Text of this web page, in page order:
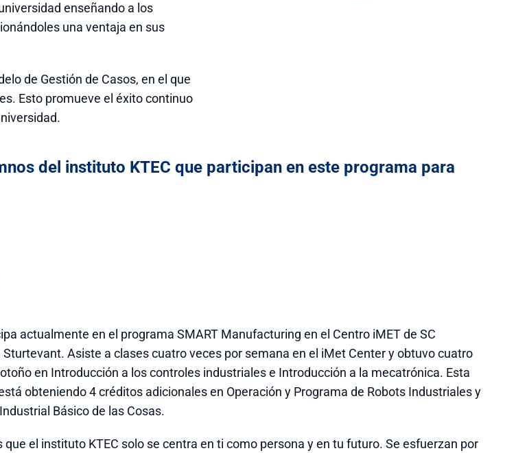
enseñando a los
una ventaja en sus
de Gestión de Casos, en el que
Esto promueve el éxito continuo
del instituto KTEC que participan en este programa para
actualmente en el programa SMART Manufacturing en el Centro iMET de SC
Asiste a clases cuatro veces por semana en el iMet Center y obtuvo cuatro
en Introducción a los controles industriales e Introducción a la mecatrónica. Esta
obteniendo 4 créditos adicionales en Operación y Programa de Robots Industriales y
Básico de las Cosas.
que el instituto KTEC solo se centra en ti como persona y en tu futuro. Se esfuerzan por